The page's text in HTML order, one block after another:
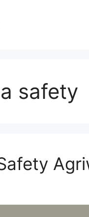
safety